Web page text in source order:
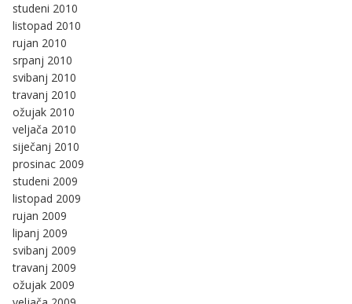
studeni 2010
listopad 2010
rujan 2010
srpanj 2010
svibanj 2010
travanj 2010
ožujak 2010
veljača 2010
siječanj 2010
prosinac 2009
studeni 2009
listopad 2009
rujan 2009
lipanj 2009
svibanj 2009
travanj 2009
ožujak 2009